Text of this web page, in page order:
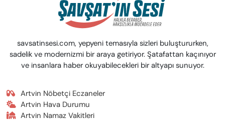
savsatinsesi.com, yepyeni temasıyla sizleri buluştururken,
sadelik ve modernizmi bir araya getiriyor. Şatafattan kaçınıyor
ve insanlara haber okuyabilecekleri bir altyapı sunuyor.
Artvin Nöbetçi Eczaneler
Artvin Hava Durumu
Artvin Namaz Vakitleri